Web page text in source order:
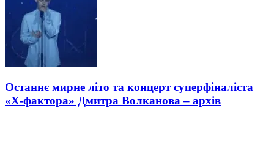
Останнє мирне літо та концерт суперфіналіста
«Х-фактора» Дмитра Волканова – архів